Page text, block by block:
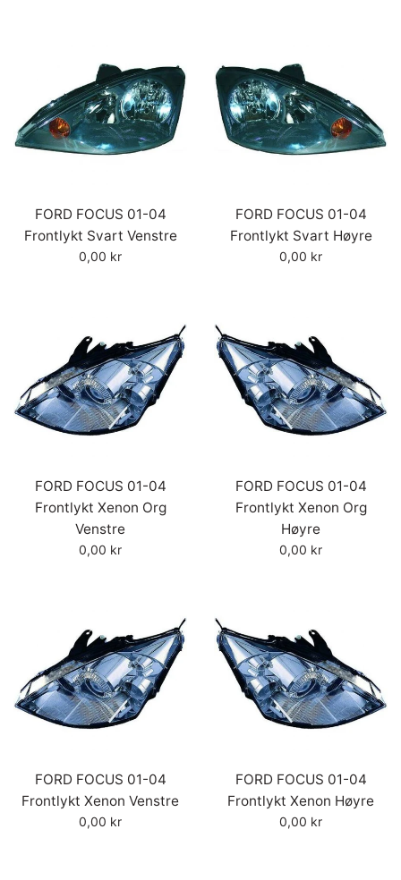
FORD FOCUS 01-04
Frontlykt Svart Venstre
Vanlig
0,00 kr
FORD FOCUS 01-04
Frontlykt Svart Høyre
Vanlig
0,00 kr
FORD FOCUS 01-04
Frontlykt Xenon Org
Venstre
Vanlig
0,00 kr
FORD FOCUS 01-04
Frontlykt Xenon Org
Høyre
Vanlig
0,00 kr
FORD FOCUS 01-04
Frontlykt Xenon Venstre
Vanlig
0,00 kr
FORD FOCUS 01-04
Frontlykt Xenon Høyre
Vanlig
0,00 kr